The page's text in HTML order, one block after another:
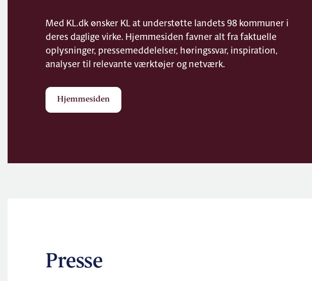
Med KL.dk ønsker KL at understøtte landets 98 kommuner i
deres daglige virke. Hjemmesiden favner alt fra faktuelle
oplysninger, pressemeddelelser, høringssvar, inspiration,
analyser til relevante værktøjer og netværk.
Hjemmesiden
Presse